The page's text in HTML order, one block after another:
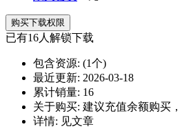
购买下载权限
已有16人解锁下载
包含资源: (1个)
最近更新: 2026-03-18
累计销量: 16
关于购买: 建议充值余额购买
详情: 见文章